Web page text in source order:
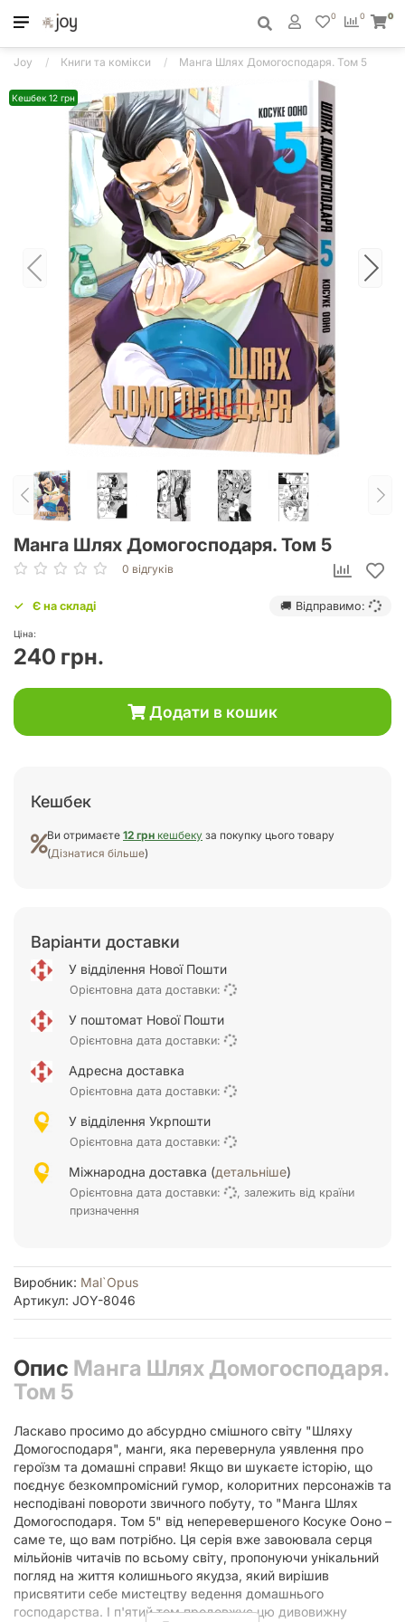
0
0 0
Joy Книги та комікси Манга Шлях Домогосподаря. Том 5
Кешбек 12 грн
Манга Шлях Домогосподаря. Том 5
0 відгуків
Є на складі 🚚 Відправимо:
Ціна:
240 грн.
Додати в кошик
Кешбек
Ви отримаєте 12 грн кешбеку за покупку цього товару
(Дізнатися більше)
Варіанти доставки
У відділення Нової Пошти
Орієнтовна дата доставки:
У поштомат Нової Пошти
Орієнтовна дата доставки:
Адресна доставка
Орієнтовна дата доставки:
У відділення Укрпошти
Орієнтовна дата доставки:
Міжнародна доставка (детальніше)
Орієнтовна дата доставки:
, залежить від країни
призначення
Виробник: Mal`Opus
Артикул: JOY-8046
Опис Манга Шлях Домогосподаря.
Том 5
Ласкаво просимо до абсурдно смішного світу "Шляху
Домогосподаря", манги, яка перевернула уявлення про
героїзм та домашні справи! Якщо ви шукаєте історію, що
поєднує безкомпромісний гумор, колоритних персонажів та
несподівані повороти звичного побуту, то "Манга Шлях
Домогосподаря. Том 5" від неперевершеного Косуке Ооно –
саме те, що вам потрібно. Ця серія вже завоювала серця
мільйонів читачів по всьому світу, пропонуючи унікальний
погляд на життя колишнього якудза, який вирішив
присвятити себе мистецтву ведення домашнього
господарства. І п'ятий том продовжує цю дивовижну